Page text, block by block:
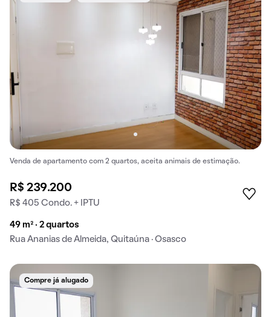
Venda de apartamento com 2 quartos, aceita animais de estimação.
R$ 239.200
R$ 405 Condo. + IPTU
49 m² · 2 quartos
Rua Ananias de Almeida, Quitaúna · Osasco
Compre já alugado